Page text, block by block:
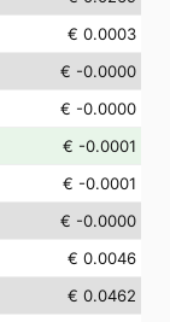
€ 0.0003
€ -0.0000
€ -0.0000
€ -0.0001
€ -0.0001
€ -0.0000
€ 0.0046
€ 0.0462